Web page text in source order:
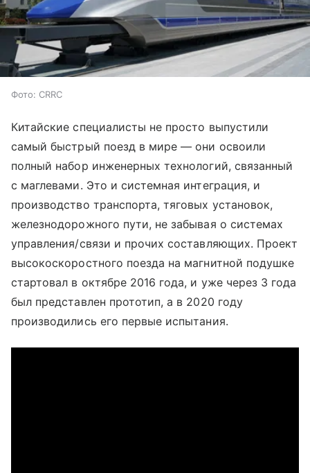
Фото: CRRC
Китайские специалисты не просто выпустили
самый быстрый поезд в мире — они освоили
полный набор инженерных технологий, связанный
с маглевами. Это и системная интеграция, и
производство транспорта, тяговых установок,
железнодорожного пути, не забывая о системах
управления/связи и прочих составляющих. Проект
высокоскоростного поезда на магнитной подушке
стартовал в октябре 2016 года, и уже через 3 года
был представлен прототип, а в 2020 году
производились его первые испытания.